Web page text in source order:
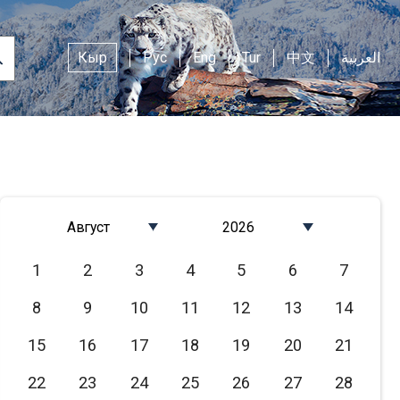
Кыр Рус Eng Tur 中文 العربية
Август
Март
Апрель
Июнь
2026
2024
2023
2021
1 2 3 4 5 6
7
8
9 10 11 12 13
14
15
16 17 18 19 20
21
22
23 24 25 26 27
28